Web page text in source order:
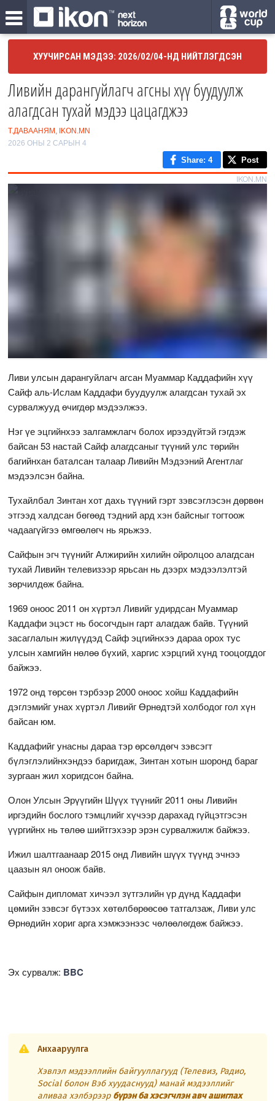
ХУУЧИРСАН МЭДЭЭ: 2026/02/04-НД НИЙТЛЭГДСЭН
Ливийн дарангуйлагч агсны хүү буудуулж
алагдсан тухай мэдээ цацагджээ
Т.ДАВААНЯМ, IKON.MN
2026 ОНЫ 2 САРЫН 4
Share: 4 Post
IKON.MN
Ливи улсын дарангуйлагч агсан Муаммар Каддафийн хүү
Сайф аль-Ислам Каддафи буудуулж алагдсан тухай эх
сурвалжууд өчигдөр мэдээлжээ.
Нэг үе эцгийнхээ залгамжлагч болох ирээдүйтэй гэгдэж
байсан 53 настай Сайф алагдсаныг түүний улс төрийн
багийнхан баталсан талаар Ливийн Мэдээний Агентлаг
мэдээлсэн байна.
Тухайлбал Зинтан хот дахь түүний гэрт зэвсэглэсэн дөрвөн
этгээд халдсан бөгөөд тэдний ард хэн байсныг тогтоож
чадаагүйгээ өмгөөлөгч нь ярьжээ.
Сайфын эгч түүнийг Алжирийн хилийн ойролцоо алагдсан
тухай Ливийн телевизээр ярьсан нь дээрх мэдээлэлтэй
зөрчилдөж байна.
1969 оноос 2011 он хүртэл Ливийг удирдсан Муаммар
Каддафи эцэст нь босогчдын гарт алагдаж байв. Түүний
засаглалын жилүүдэд Сайф эцгийнхээ дараа орох тус
улсын хамгийн нөлөө бүхий, харгис хэрцгий хүнд тооцогддог
байжээ.
1972 онд төрсөн тэрбээр 2000 оноос хойш Каддафийн
дэглэмийг унах хүртэл Ливийг Өрнөдтэй холбодог гол хүн
байсан юм.
Каддафийг унасны дараа тэр өрсөлдөгч зэвсэгт
бүлэглэлийнхэндээ баригдаж, Зинтан хотын шоронд бараг
зургаан жил хоригдсон байна.
Олон Улсын Эрүүгийн Шүүх түүнийг 2011 оны Ливийн
иргэдийн бослого тэмцлийг хүчээр дарахад гүйцэтгэсэн
үүргийнх нь төлөө шийтгэхээр эрэн сурвалжилж байжээ.
Ижил шалтгаанаар 2015 онд Ливийн шүүх түүнд эчнээ
цаазын ял оноож байв.
Сайфын дипломат хичээл зүтгэлийн үр дүнд Каддафи
цөмийн зэвсэг бүтээх хөтөлбөрөөсөө татгалзаж, Ливи улс
Өрнөдийн хориг арга хэмжээнээс чөлөөлөгдөж байжээ.
Эх сурвалж: BBC
Анхааруулга
Хэвлэл мэдээллийн байгууллагууд (Телевиз, Радио,
Social болон Вэб хуудаснууд) манай мэдээллийг
аливаа хэлбэрээр бүрэн ба хэсэгчлэн авч ашиглах